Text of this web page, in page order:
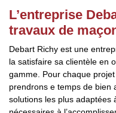
L’entreprise
travaux de
Debart Richy est une
la satisfaire sa clientèle en
gamme. Pour chaque
prendrons e temps de bien
solutions les plus adaptées